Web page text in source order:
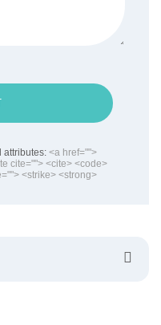
attributes: <a href="">
cite=""> <cite> <code>
<strike> <strong>